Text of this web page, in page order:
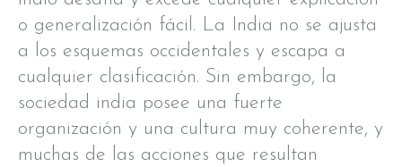
o generalización fácil. La India no se ajusta
a los esquemas occidentales y escapa a
cualquier clasificación. Sin embargo, la
sociedad india posee una fuerte
organización y una cultura muy coherente, y
muchas de las acciones que resultan